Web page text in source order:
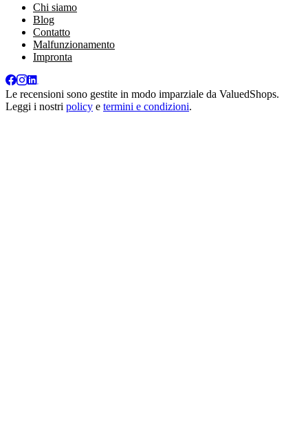
Chi siamo
Blog
Contatto
Malfunzionamento
Impronta
Le recensioni sono gestite in modo imparziale da ValuedShops.
Leggi i nostri policy e termini e condizioni.